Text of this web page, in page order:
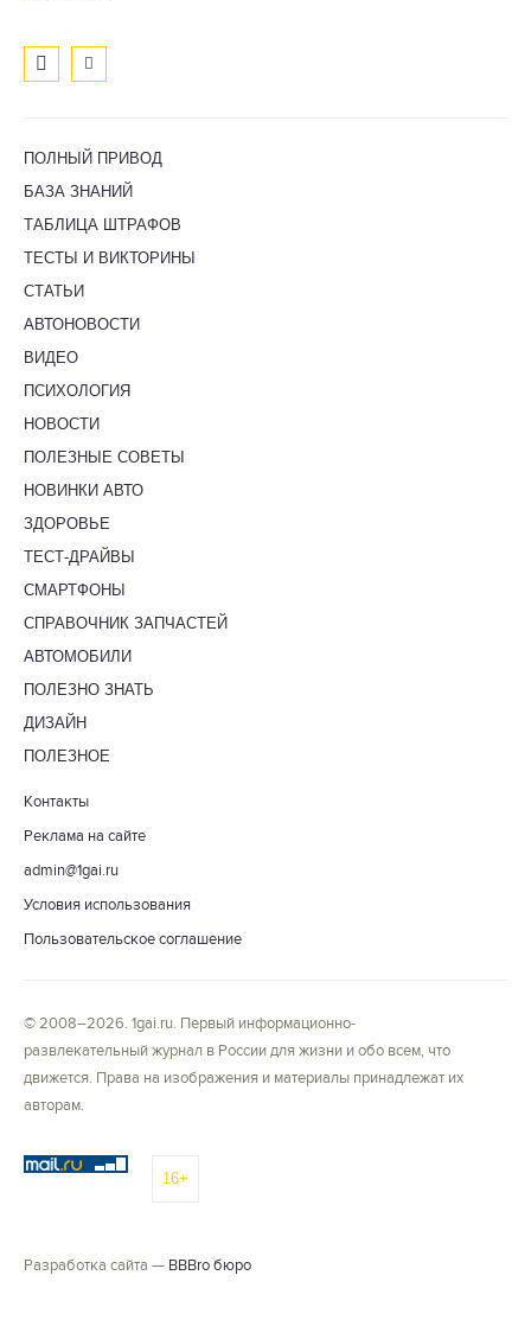
ПОЛНЫЙ ПРИВОД
БАЗА ЗНАНИЙ
ТАБЛИЦА ШТРАФОВ
ТЕСТЫ И ВИКТОРИНЫ
СТАТЬИ
АВТОНОВОСТИ
ВИДЕО
ПСИХОЛОГИЯ
НОВОСТИ
ПОЛЕЗНЫЕ СОВЕТЫ
НОВИНКИ АВТО
ЗДОРОВЬЕ
ТЕСТ-ДРАЙВЫ
СМАРТФОНЫ
СПРАВОЧНИК ЗАПЧАСТЕЙ
АВТОМОБИЛИ
ПОЛЕЗНО ЗНАТЬ
ДИЗАЙН
ПОЛЕЗНОЕ
Контакты
Реклама на сайте
admin@1gai.ru
Условия использования
Пользовательское соглашение
© 2008–2026. 1gai.ru. Первый информационно-
развлекательный журнал в России для жизни и обо всем, что
движется. Права на изображения и материалы принадлежат их
авторам.
16+
Разработка сайта — BBBro бюро